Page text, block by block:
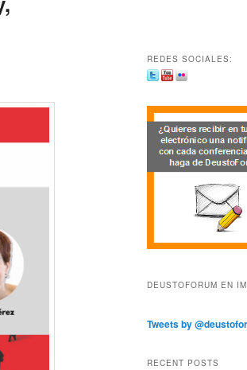
REDES SOCIALES:
DEUSTOFORUM EN
Tweets by
RECENT POSTS